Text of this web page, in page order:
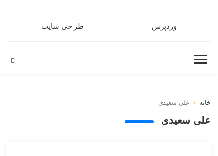
وردپرس طراحی سایت
خانه علی سعیدی
علی سعیدی